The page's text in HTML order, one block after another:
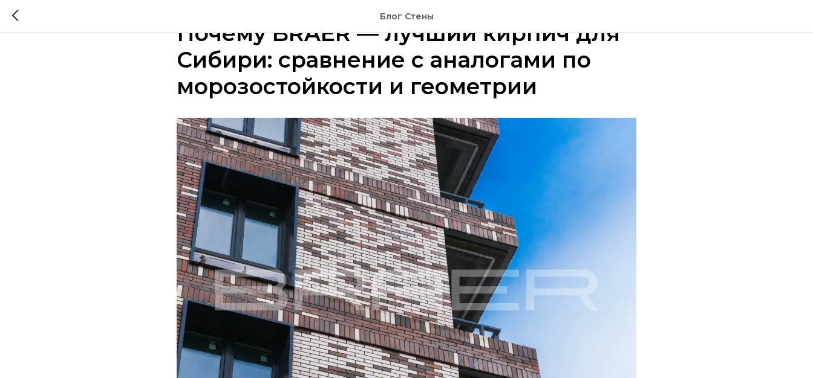
Блог Стены
Почему BRAER — лучший кирпич для
Сибири: сравнение с аналогами по
морозостойкости и геометрии